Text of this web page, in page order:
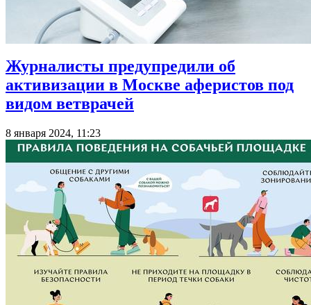
Журналисты предупредили об
активизации в Москве аферистов под
видом ветврачей
8 января 2024, 11:23